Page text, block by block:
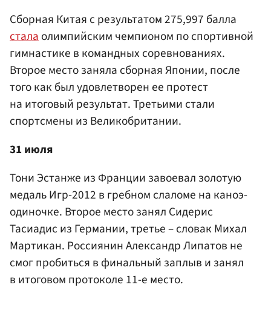
Сборная Китая с результатом 275,997 балла
сталаолимпийским чемпионом по спортивной
гимнастике в командных соревнованиях.
Второе место заняла сборная Японии, после
того как был удовлетворен ее протест
на итоговый результат. Третьими стали
спортсмены из Великобритании.
31 июля
Тони Эстанже из Франции завоевал золотую
медаль Игр-2012 в гребном слаломе на каноэ-
одиночке. Второе место занял Сидерис
Тасиадис из Германии, третье – словак Михал
Мартикан. Россиянин Александр Липатов не
смог пробиться в финальный заплыв и занял
в итоговом протоколе 11-е место.